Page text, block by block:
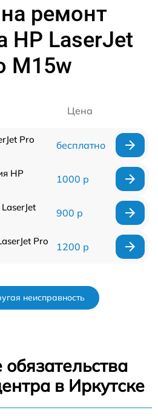
ремонт
HP LaserJet
M15w
Цена
Pro
бесплатно
HP
1000 р
900 р
Pro
1200 р
неисправность
в Иркутске